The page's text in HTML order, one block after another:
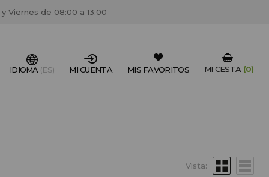
centro de peluquería/estétca, puedes registrarte
Viernes de 08:00 a 13:00
MI CESTA (0)
MIS FAVORITOS
MI CUENTA
IDIOMA (ES)
Vista: